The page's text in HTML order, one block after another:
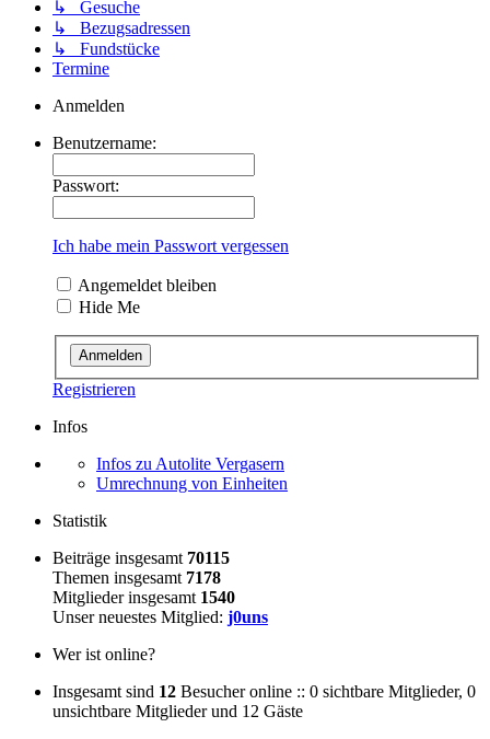
↳ Gesuche
↳ Bezugsadressen
↳ Fundstücke
Termine
Anmelden
Benutzername:
Passwort:
Ich habe mein Passwort vergessen
Angemeldet bleiben
Hide Me
Registrieren
Infos
Infos zu Autolite Vergasern
Umrechnung von Einheiten
Statistik
Beiträge insgesamt 70115
Themen insgesamt 7178
Mitglieder insgesamt 1540
Unser neuestes Mitglied: j0uns
Wer ist online?
Insgesamt sind 12 Besucher online :: 0 sichtbare Mitglieder, 0
unsichtbare Mitglieder und 12 Gäste